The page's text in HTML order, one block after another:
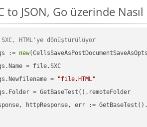
to JSON, Go üzerinde
HTML'ye dönüştürülüyor
:= new
= file.SXC
=
"file.HTML"
= GetBaseTest().remoteFolder
httpResponse, err :=